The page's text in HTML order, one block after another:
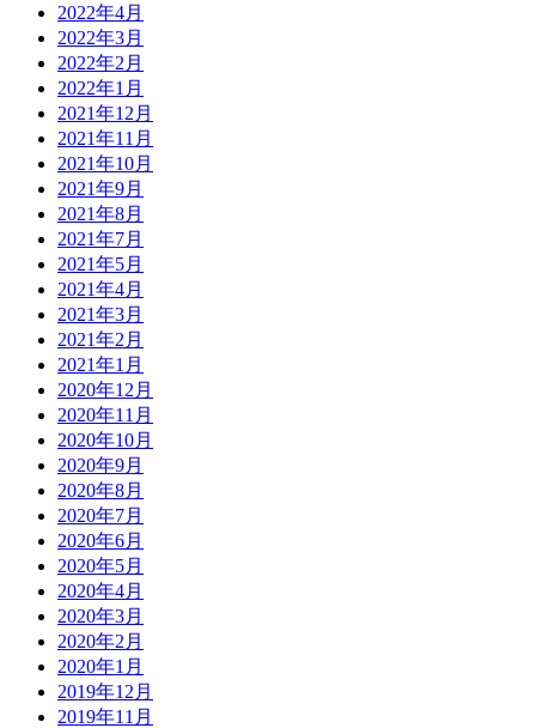
2022年4月
2022年3月
2022年2月
2022年1月
2021年12月
2021年11月
2021年10月
2021年9月
2021年8月
2021年7月
2021年5月
2021年4月
2021年3月
2021年2月
2021年1月
2020年12月
2020年11月
2020年10月
2020年9月
2020年8月
2020年7月
2020年6月
2020年5月
2020年4月
2020年3月
2020年2月
2020年1月
2019年12月
2019年11月